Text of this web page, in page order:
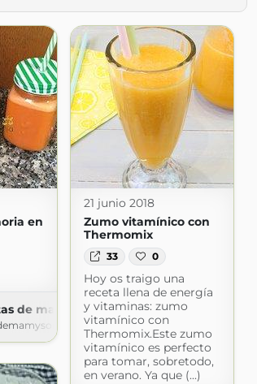
en
de mamy sonia
21 junio 2018
Zumo vitamínico con
Thermomix
33 0
Hoy os traigo una
receta llena de energía
y vitaminas: zumo
vitamínico con
Thermomix.Este zumo
vitamínico es perfecto
para tomar, sobretodo,
en verano. Ya que (...)